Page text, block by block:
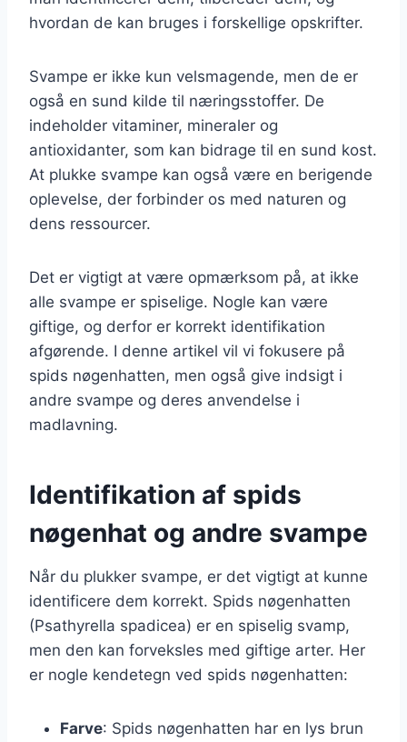
hvordan de kan bruges i forskellige opskrifter.
Svampe er ikke kun velsmagende, men de er
også en sund kilde til næringsstoffer. De
indeholder vitaminer, mineraler og
antioxidanter, som kan bidrage til en sund kost.
At plukke svampe kan også være en berigende
oplevelse, der forbinder os med naturen og
dens ressourcer.
Det er vigtigt at være opmærksom på, at ikke
alle svampe er spiselige. Nogle kan være
giftige, og derfor er korrekt identifikation
afgørende. I denne artikel vil vi fokusere på
spids nøgenhatten, men også give indsigt i
andre svampe og deres anvendelse i
madlavning.
Identifikation af spids
nøgenhat og andre svampe
Når du plukker svampe, er det vigtigt at kunne
identificere dem korrekt. Spids nøgenhatten
(Psathyrella spadicea) er en spiselig svamp,
men den kan forveksles med giftige arter. Her
er nogle kendetegn ved spids nøgenhatten:
Farve: Spids nøgenhatten har en lys brun